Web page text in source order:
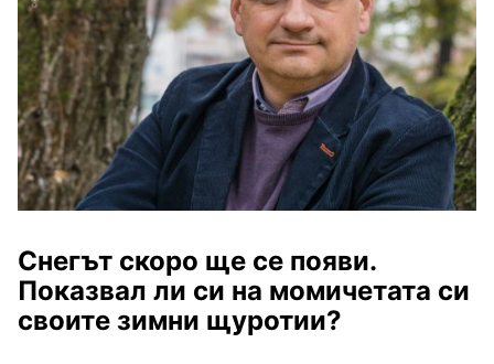
Снегът скоро ще се появи.
Показвал ли си на момичетата си
своите зимни щуротии?